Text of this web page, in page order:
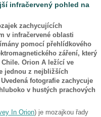
infračervený pohled na
zachycujících
v infračervené oblasti
pomocí přehlídkového
záření, který
Orion A ležící ve
jednou z nejbližších
fotografie zachycuje
v hustých prachových
In Orion) je mozajkou řady